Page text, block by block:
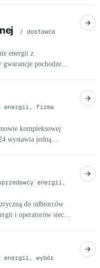
/ dostawca
energii z
pochodzenia
energii, firma
kompleksowej
wystawia jedną
energii,
do odbiorców
i operatorów sieci
energii, wybór